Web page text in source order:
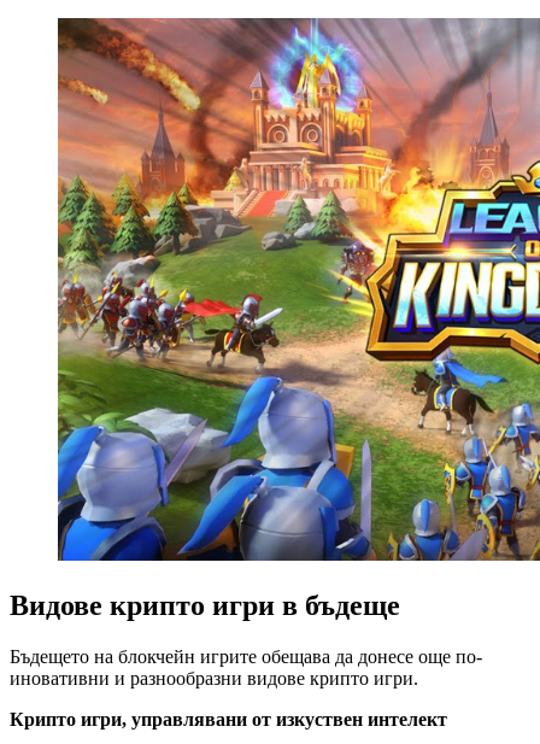
Видове крипто игри в бъдеще
Бъдещето на блокчейн игрите обещава да донесе още по-
иновативни и разнообразни видове крипто игри.
Крипто игри, управлявани от изкуствен интелект